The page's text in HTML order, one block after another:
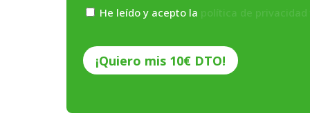
Consentimiento
He leído y acepto la política de privacidad